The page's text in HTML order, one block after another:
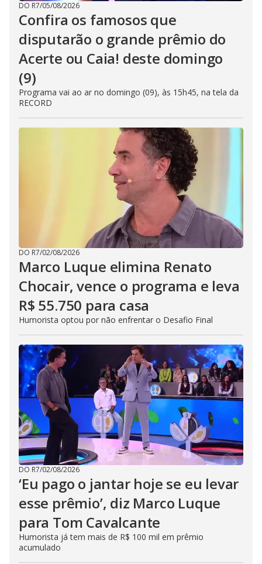
DO R7/05/08/2026
Confira os famosos que
disputarão o grande prêmio do
Acerte ou Caia! deste domingo
(9)
Programa vai ao ar no domingo (09), às 15h45, na tela da
RECORD
DO R7/02/08/2026
Marco Luque elimina Renato
Chocair, vence o programa e leva
R$ 55.750 para casa
Humorista optou por não enfrentar o Desafio Final
DO R7/02/08/2026
‘Eu pago o jantar hoje se eu levar
esse prêmio’, diz Marco Luque
para Tom Cavalcante
Humorista já tem mais de R$ 100 mil em prêmio
acumulado